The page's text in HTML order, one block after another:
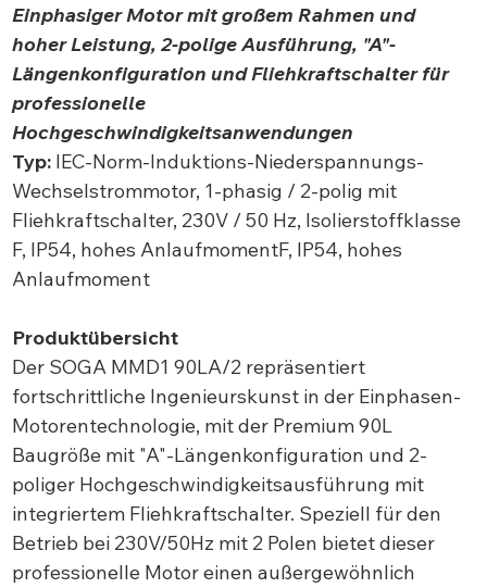
Einphasiger Motor mit großem Rahmen und
hoher Leistung, 2-polige Ausführung, "A"-
Längenkonfiguration und Fliehkraftschalter für
professionelle
Hochgeschwindigkeitsanwendungen
Typ:IEC-Norm-Induktions-Niederspannungs-
Wechselstrommotor, 1-phasig / 2-polig mit
Fliehkraftschalter, 230V / 50 Hz, Isolierstoffklasse
F, IP54, hohes AnlaufmomentF, IP54, hohes
Anlaufmoment
Produktübersicht
Der SOGA MMD1 90LA/2 repräsentiert
fortschrittliche Ingenieurskunst in der Einphasen-
Motorentechnologie, mit der Premium 90L
Baugröße mit "A"-Längenkonfiguration und 2-
poliger Hochgeschwindigkeitsausführung mit
integriertem Fliehkraftschalter. Speziell für den
Betrieb bei 230V/50Hz mit 2 Polen bietet dieser
professionelle Motor einen außergewöhnlich